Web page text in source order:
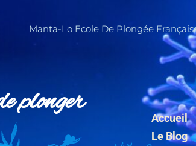
Manta-Lo Ecole De Plongée
plonger Accueil
Le Blog